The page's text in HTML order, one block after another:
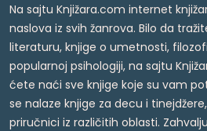
Na sajtu Knjižara.com internet
naslova iz svih žanrova. Bilo da
literaturu, knjige o umetnosti,
popularnoj psihologiji, na sajtu
ćete naći sve knjige koje su vam
se nalaze knjige za decu i
priručnici iz različitih oblasti.